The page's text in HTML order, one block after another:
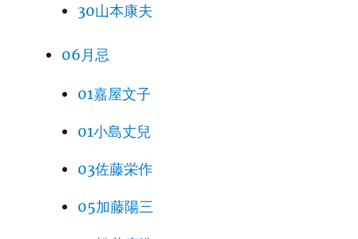
30山本康夫
06月忌
01嘉屋文子
01小島丈兒
03佐藤栄作
05加藤陽三